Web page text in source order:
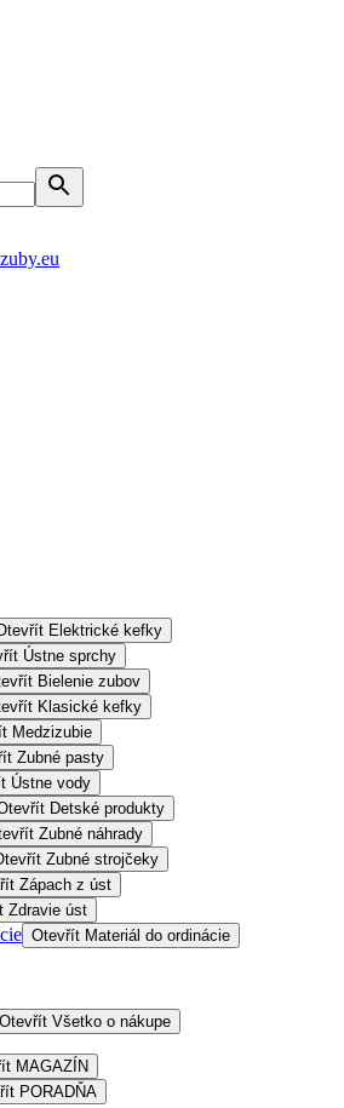
Elektrické kefky
Ústne sprchy
Bielenie zubov
Klasické kefky
Medzizubie
Zubné pasty
Ústne vody
Detské produkty
Zubné náhrady
Zubné strojčeky
Zápach z úst
Zdravie úst
Otevřít Materiál do ordinácie
Otevřít Všetko o nákupe
MAGAZÍN
PORADŇA